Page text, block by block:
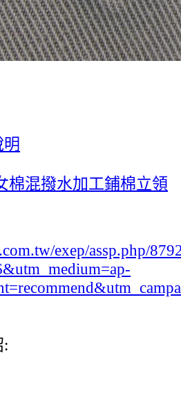
棉混撥水加工鋪棉立領
exep/assp.php/
: